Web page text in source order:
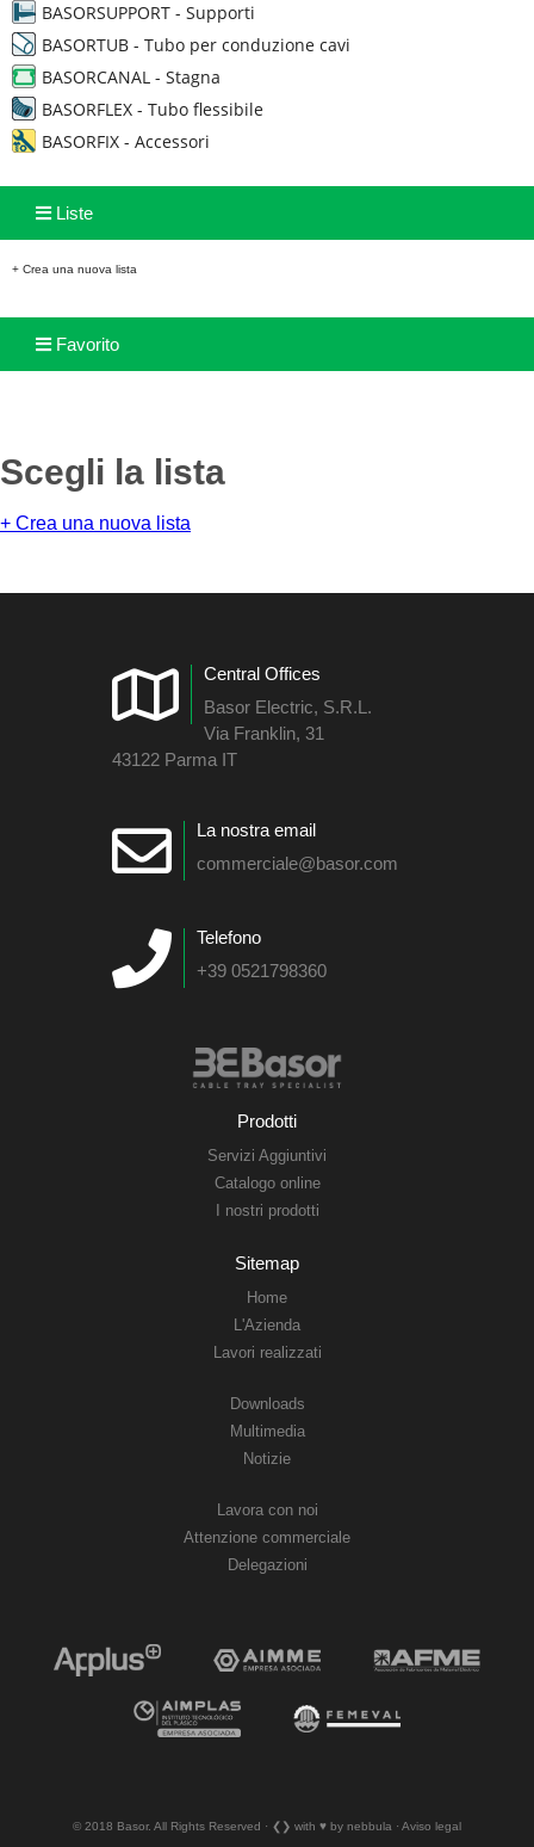
BASORSUPPORT - Supporti
BASORTUB - Tubo per conduzione cavi
BASORCANAL - Stagna
BASORFLEX - Tubo flessibile
BASORFIX - Accessori
Liste
+ Crea una nuova lista
Favorito
Scegli la lista
+ Crea una nuova lista
Central Offices
Basor Electric, S.R.L.
Via Franklin, 31
43122 Parma IT
La nostra email
commerciale@basor.com
Telefono
+39 0521798360
Prodotti
Servizi Aggiuntivi
Catalogo online
I nostri prodotti
Sitemap
Home
L'Azienda
Lavori realizzati
Downloads
Multimedia
Notizie
Lavora con noi
Attenzione commerciale
Delegazioni
© 2018 Basor. All Rights Reserved · ❮❯ with ♥︎ by nebbula · Aviso legal